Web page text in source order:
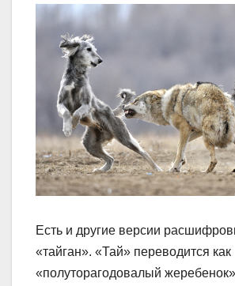
Есть и другие версии
«тайган». «Тай» переводится как
«полуторагодовалый